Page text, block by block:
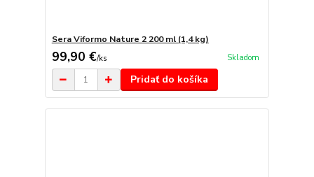
Sera Viformo Nature 2 200 ml (1,4 kg)
99,90 €/ks Skladom
Pridať do košíka